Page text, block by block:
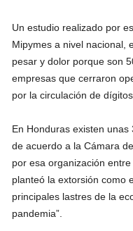
Un estudio realizado por
Mipymes a nivel nacional,
pesar y dolor porque son
empresas que cerraron
por la circulación de
En Honduras existen
de acuerdo a la Cámara
por esa organización
planteó la extorsión como
principales lastres de la
pandemia”.